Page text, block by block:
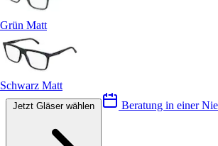
Grün Matt
Schwarz Matt
Beratung in einer